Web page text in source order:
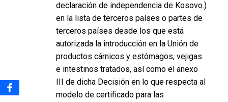
declaración de independencia de Kosovo.)
en la lista de terceros países o partes de
terceros países desde los que está
autorizada la introducción en la Unión de
productos cárnicos y estómagos, vejigas
e intestinos tratados, así como el anexo
III de dicha Decisión en lo que respecta al
modelo de certificado para las